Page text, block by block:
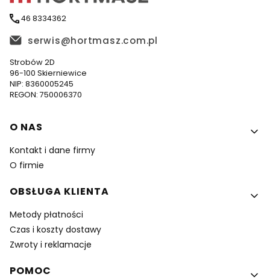
46 8334362
serwis@hortmasz.com.pl
Strobów 2D
96-100 Skierniewice
NIP: 8360005245
REGON: 750006370
Linki w stopce
O NAS
Kontakt i dane firmy
O firmie
OBSŁUGA KLIENTA
Metody płatności
Czas i koszty dostawy
Zwroty i reklamacje
POMOC